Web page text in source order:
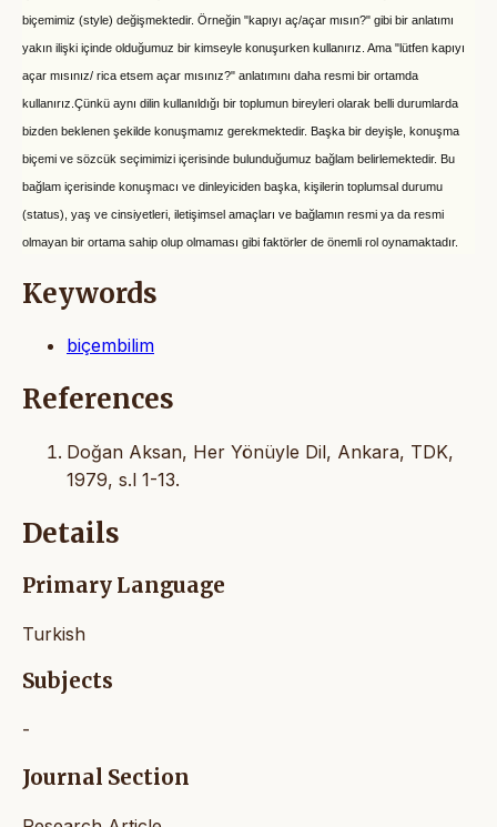
biçemimiz (style) değişmektedir. Örneğin "kapıyı aç/açar mısın?" gibi bir anlatımı
yakın ilişki içinde olduğumuz bir kimseyle konuşurken kullanırız. Ama "lütfen kapıyı
açar mısınız/ rica etsem açar mısınız?" anlatımını daha resmi bir ortamda
kullanırız. Çünkü aynı dilin kullanıldığı bir toplumun bireyleri olarak belli durumlarda
bizden beklenen şekilde konuşmamız gerekmektedir. Başka bir deyişle, konuşma
biçemi ve sözcük seçimimizi içerisinde bulunduğumuz bağlam belirlemektedir. Bu
bağlam içerisinde konuşmacı ve dinleyiciden başka, kişilerin toplumsal durumu
(status), yaş ve cinsiyetleri, iletişimsel amaçları ve bağlamın resmi ya da resmi
olmayan bir ortama sahip olup olmaması gibi faktörler de önemli rol oynamaktadır.
Keywords
biçembilim
References
Doğan Aksan, Her Yönüyle Dil, Ankara, TDK,
1979, s.l 1-13.
Details
Primary Language
Turkish
Subjects
-
Journal Section